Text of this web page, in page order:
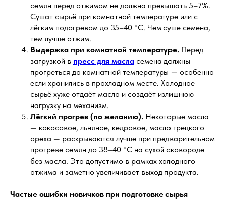
семян перед отжимом не должна превышать 5–7%.
Сушат сырьё при комнатной температуре или с
лёгким подогревом до 35–40 °C. Чем суше семена,
тем лучше отжим.
Выдержка при комнатной температуре. Перед
загрузкой в пресс для масла семена должны
прогреться до комнатной температуры — особенно
если хранились в прохладном месте. Холодное
сырьё хуже отдаёт масло и создаёт излишнюю
нагрузку на механизм.
Лёгкий прогрев (по желанию). Некоторые масла
— кокосовое, льняное, кедровое, масло грецкого
ореха — раскрываются лучше при предварительном
прогреве семян до 38–40 °C на сухой сковороде
без масла. Это допустимо в рамках холодного
отжима и заметно увеличивает выход продукта.
Частые ошибки новичков при подготовке сырья